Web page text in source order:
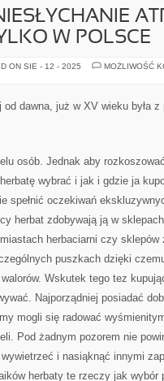
W POLSCE
ON SIE - 12 - 2025
MOŻLIWOŚĆ
dawna, już w XV wieku była
osób. Jednak aby
wybrać i jak i gdzie ja
spełnić oczekiwań
herbat zdobywają ją w
herbaciarni czy
puszkach dzięki
Wskutek tego tez
Najporządniej posiadać
mogli się radować
Pod żadnym pozorem nie
i nasiąknąć innymi
herbaty te rzeczy jak wybór